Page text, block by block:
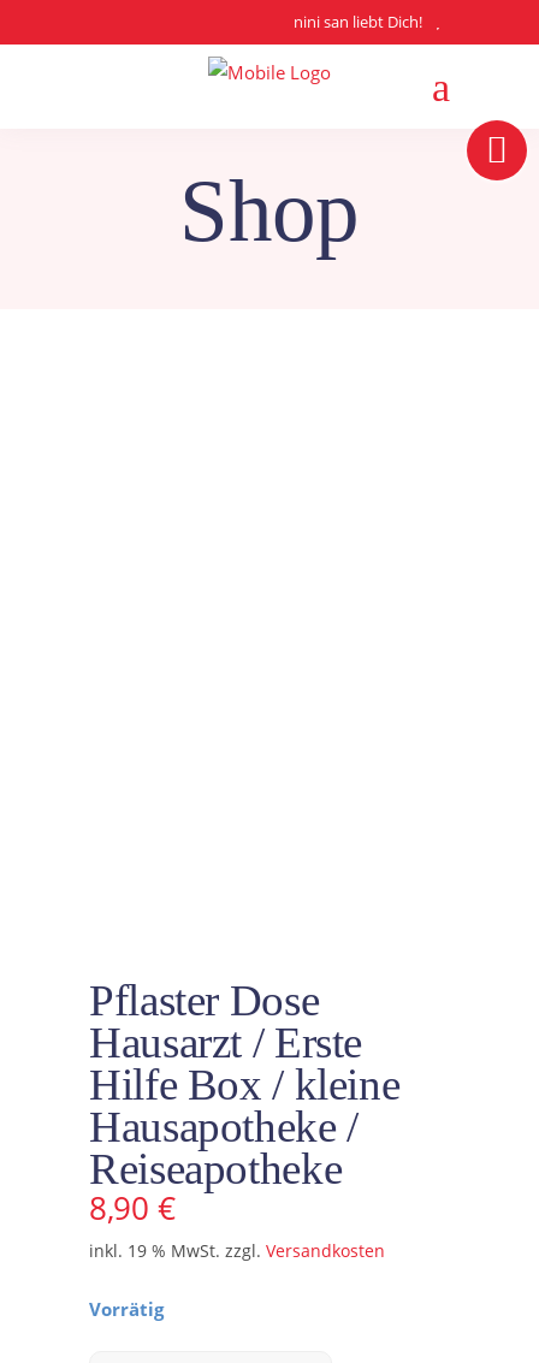
nini san liebt Dich!
Shop
Pflaster Dose
Hausarzt / Erste
Hilfe Box / kleine
Hausapotheke /
Reiseapotheke
8,90 €
inkl. 19 % MwSt. zzgl. Versandkosten
Vorrätig